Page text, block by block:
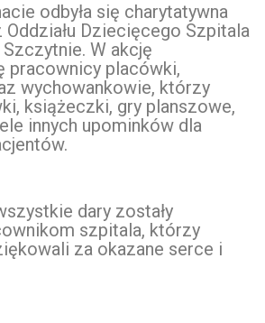
odbyła się charytatywna
Dziecięcego Szpitala
W akcję
pracownicy placówki,
wychowankowie, którzy
książeczki, gry planszowe,
innych upominków dla
dary zostały
szpitala, którzy
za okazane serce i